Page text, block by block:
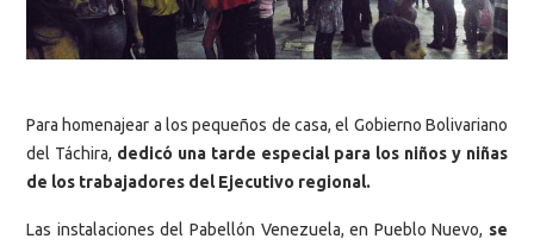
Para homenajear a los pequeños de casa, el Gobierno Bolivariano
del Táchira, dedicó una tarde especial para los niños y niñas
de los trabajadores del Ejecutivo regional.
Las instalaciones del Pabellón Venezuela, en Pueblo Nuevo, se